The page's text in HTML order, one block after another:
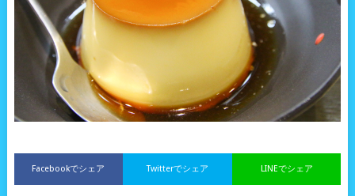
Facebookでシェア LINEでシェア
Twitterでシェア